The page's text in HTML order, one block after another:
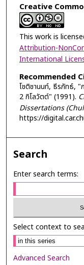
Creative
This work is
Attribution-
International
Recommended
โชติชานนท์, ธีรภัทธ์, "
2 กิโลวัตต์" (1991).
Dissertations
https://
Search
Enter search terms:
Select context to
Advanced Search